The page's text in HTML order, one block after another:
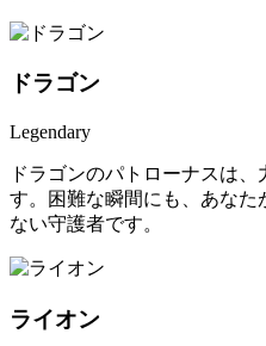
ドラゴン
Legendary
ドラゴンのパトローナスは
す。困難な瞬間にも、あな
ない守護者です。
ライオン